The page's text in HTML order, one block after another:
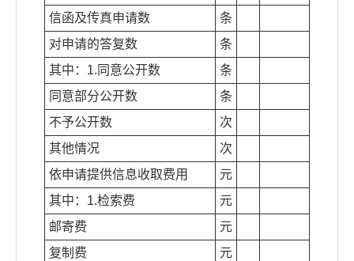
信函及传真申请数
条
对申请的答复数
条
其中：1.同意公开数
条
同意部分公开数
条
不予公开数
次
其他情况
次
依申请提供信息收取费用
元
其中：1.检索费
元
邮寄费
元
复制费
元